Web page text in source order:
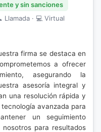
y sin sanciones
Llamada · 💻 Virtual
firma se destaca en
a ofrecer
asegurando la
asesoría integral y
una resolución rápida y
avanzada para
un seguimiento
para resultados